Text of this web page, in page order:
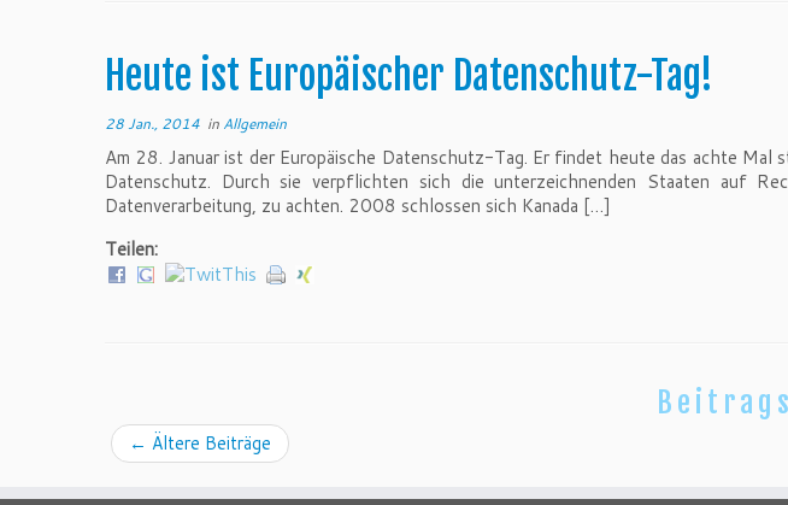
Heute ist Europäischer Datenschutz-Tag!
28 Jan., 2014 in Allgemein
Am 28. Januar ist der Europäische Datenschutz-Tag. Er findet heute das achte
Datenschutz. Durch sie verpflichten sich die unterzeichnenden Staaten auf
Datenverarbeitung, zu achten. 2008 schlossen sich Kanada […]
Teilen:
← Ältere Beiträge